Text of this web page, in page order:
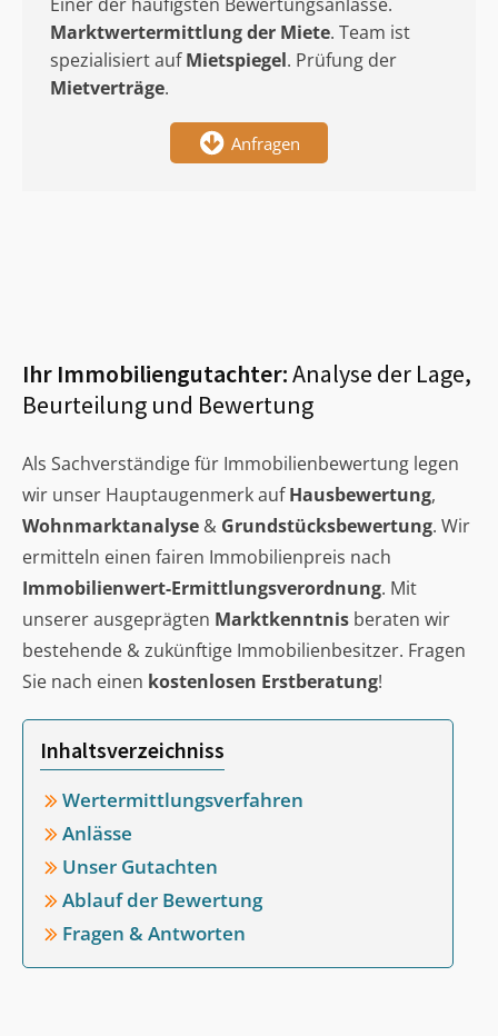
Marktwertermittlungder Miete. Team ist
spezialisiert aufMietspiegel. Prüfung der
Mietverträge.
Anfragen
Ihr Immobiliengutachter:Analyse der Lage,
Beurteilung und Bewertung
Als Sachverständige für Immobilienbewertung legen
wir unser Hauptaugenmerk aufHausbewertung,
Wohnmarktanalyse & Grundstücksbewertung. Wir
ermitteln einen fairen Immobilienpreis nach
Immobilienwert-Ermittlungsverordnung. Mit
unserer ausgeprägten Marktkenntnis beraten wir
bestehende & zukünftige Immobilienbesitzer. Fragen
Sie nach einen kostenlosen Erstberatung!
Inhaltsverzeichniss
Wertermittlungsverfahren
Anlässe
Unser Gutachten
Ablauf der Bewertung
Fragen & Antworten